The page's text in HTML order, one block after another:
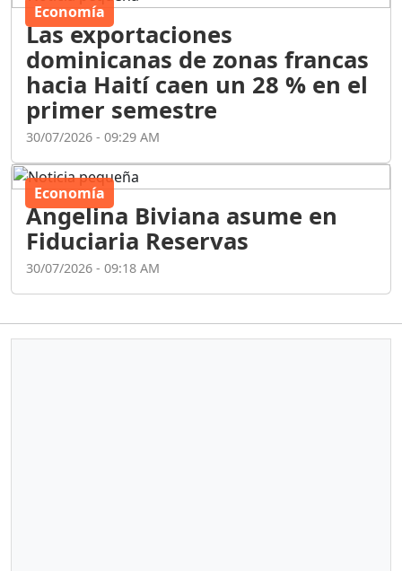
Economía
Las exportaciones
dominicanas de zonas francas
hacia Haití caen un 28 % en el
primer semestre
30/07/2026 - 09:29 AM
Economía
Angelina Biviana asume en
Fiduciaria Reservas
30/07/2026 - 09:18 AM